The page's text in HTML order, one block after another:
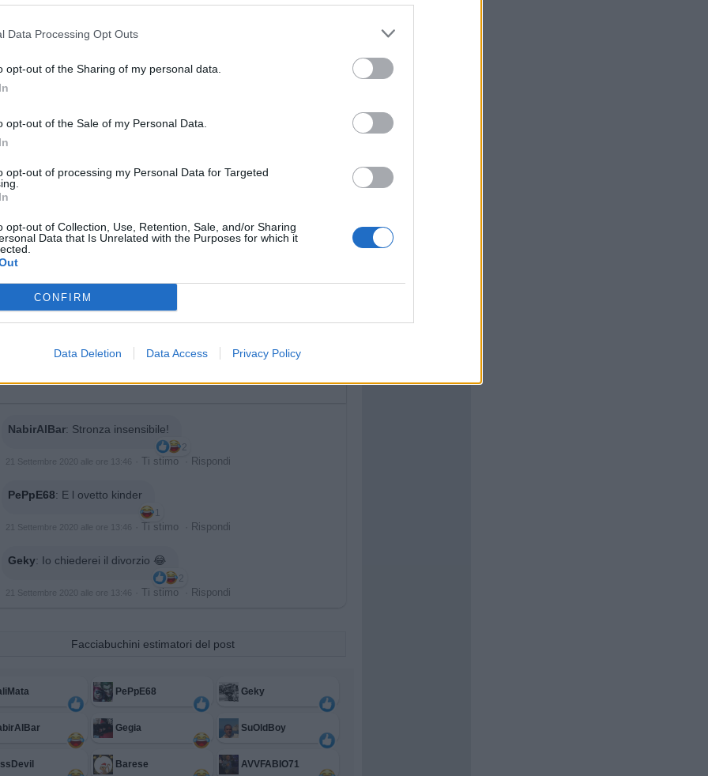
Data Processing Opt Outs
opt-out of the Sharing of my personal data.
opt-out of the Sale of my Personal Data.
opt-out of processing my Personal Data for Targeted
opt-out of Collection, Use, Retention, Sale, and/or Sharing
Data that Is Unrelated with the Purposes for which it
CONFIRM
Data Deletion Data Access Privacy Policy
Ti stimo fratello Link
NabirAlBar: Stronza insensibile!
2
21 Settembre 2020 alle ore 13:46 Ti stimo Rispondi
PePpE68: E l ovetto kinder
1
21 Settembre 2020 alle ore 13:46 Ti stimo Rispondi
Geky: Io chiederei il divorzio 😂
2
21 Settembre 2020 alle ore 13:46 Ti stimo Rispondi
Facciabuchini estimatori del post
PePpE68 Geky
Gegia SuOldBoy
Barese AVVFABIO71